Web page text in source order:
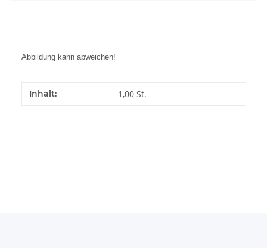
Abbildung kann abweichen!
Produkteigenschaft
Wert
Inhalt: 1,00 St.